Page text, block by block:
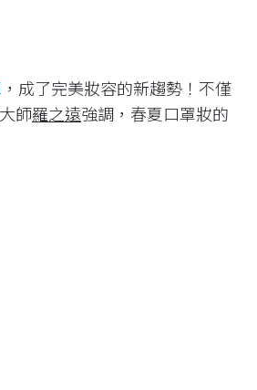
，成了完美妝容的新趨勢！不僅
師羅之遠強調，春夏口罩妝的